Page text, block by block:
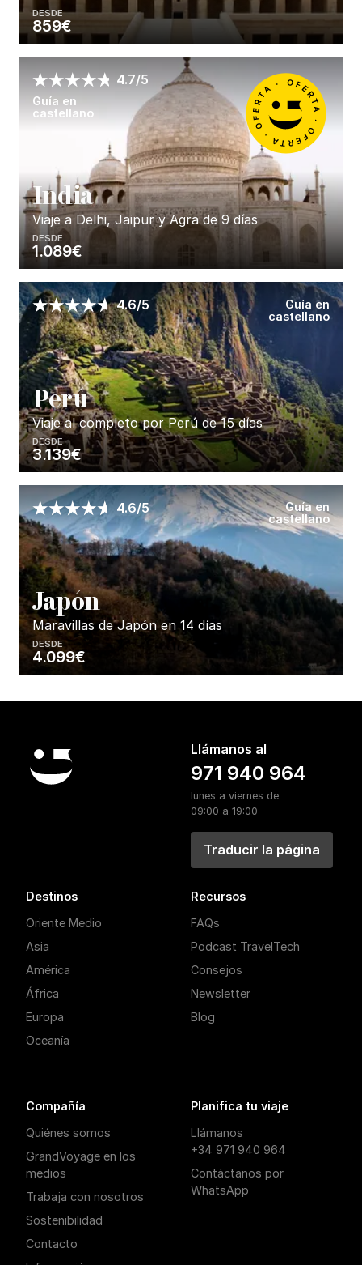
DESDE
859€
Enséñame más...
4.7/5
Guía en
castellano
India
Viaje a Delhi, Jaipur y Agra de 9 días
DESDE
1.089€
Enséñame más...
4.6/5
Guía en
castellano
Perú
Viaje al completo por Perú de 15 días
DESDE
3.139€
Enséñame más...
4.6/5
Guía en
castellano
Japón
Maravillas de Japón en 14 días
DESDE
4.099€
Llámanos al
971 940 964
lunes a viernes de
09:00 a 19:00
Traducir la página
Destinos
Oriente Medio
Asia
América
África
Europa
Oceanía
Recursos
FAQs
Podcast TravelTech
Consejos
Newsletter
Blog
Compañía
Quiénes somos
GrandVoyage en los
medios
Trabaja con nosotros
Sostenibilidad
Contacto
Planifica tu viaje
Llámanos
+34 971 940 964
Contáctanos por
WhatsApp